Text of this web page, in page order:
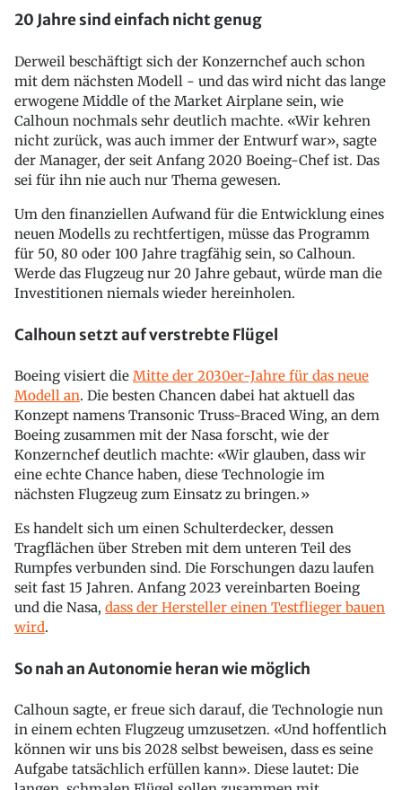
20 Jahre sind einfach nicht genug
Derweil beschäftigt sich der Konzernchef auch schon
mit dem nächsten Modell - und das wird nicht das lange
erwogene Middle of the Market Airplane sein, wie
Calhoun nochmals sehr deutlich machte. «Wir kehren
nicht zurück, was auch immer der Entwurf war», sagte
der Manager, der seit Anfang 2020 Boeing-Chef ist. Das
sei für ihn nie auch nur Thema gewesen.
Um den finanziellen Aufwand für die Entwicklung eines
neuen Modells zu rechtfertigen, müsse das Programm
für 50, 80 oder 100 Jahre tragfähig sein, so Calhoun.
Werde das Flugzeug nur 20 Jahre gebaut, würde man die
Investitionen niemals wieder hereinholen.
Calhoun setzt auf verstrebte Flügel
Boeing visiert die Mitte der 2030er-Jahre für das neue
Modell an. Die besten Chancen dabei hat aktuell das
Konzept namens Transonic Truss-Braced Wing, an dem
Boeing zusammen mit der Nasa forscht, wie der
Konzernchef deutlich machte: «Wir glauben, dass wir
eine echte Chance haben, diese Technologie im
nächsten Flugzeug zum Einsatz zu bringen.»
Es handelt sich um einen Schulterdecker, dessen
Tragflächen über Streben mit dem unteren Teil des
Rumpfes verbunden sind. Die Forschungen dazu laufen
seit fast 15 Jahren. Anfang 2023 vereinbarten Boeing
und die Nasa, dass der Hersteller einen Testflieger bauen
wird.
So nah an Autonomie heran wie möglich
Calhoun sagte, er freue sich darauf, die Technologie nun
in einem echten Flugzeug umzusetzen. «Und hoffentlich
können wir uns bis 2028 selbst beweisen, dass es seine
Aufgabe tatsächlich erfüllen kann». Diese lautet: Die